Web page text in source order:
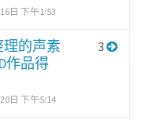
日 下午1:53
的声素
作品得
日 下午5:14
3